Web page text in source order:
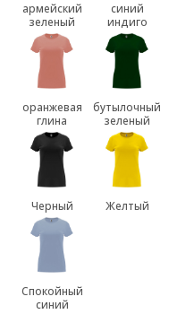
армейский
зеленый
синий
индиго
оранжевая
глина
бутылочный
зеленый
Черный Желтый
Спокойный
синий